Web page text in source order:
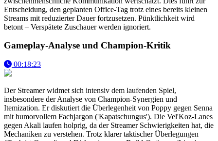
Entscheidung, den geplanten Office-Tag trotz eines bereits kleinen
Streams mit reduzierter Dauer fortzusetzen. Pünktlichkeit wird
betont – Verspätete Zuschauer werden ignoriert.
Gameplay-Analyse und Champion-Kritik
00:18:23
Der Streamer widmet sich intensiv dem laufenden Spiel,
insbesondere der Analyse von Champion-Synergien und
Itemization. Er diskutiert die Überlegenheit von Poppy gegen Senna
mit humorvollem Fachjargon ('Kapatschungus'). Die Vel'Koz-Lanes
gegen Akali laufen holprig, da der Streamer Schwierigkeiten hat, die
Mechaniken zu verstehen. Trotz klarer taktischer Überlegungen